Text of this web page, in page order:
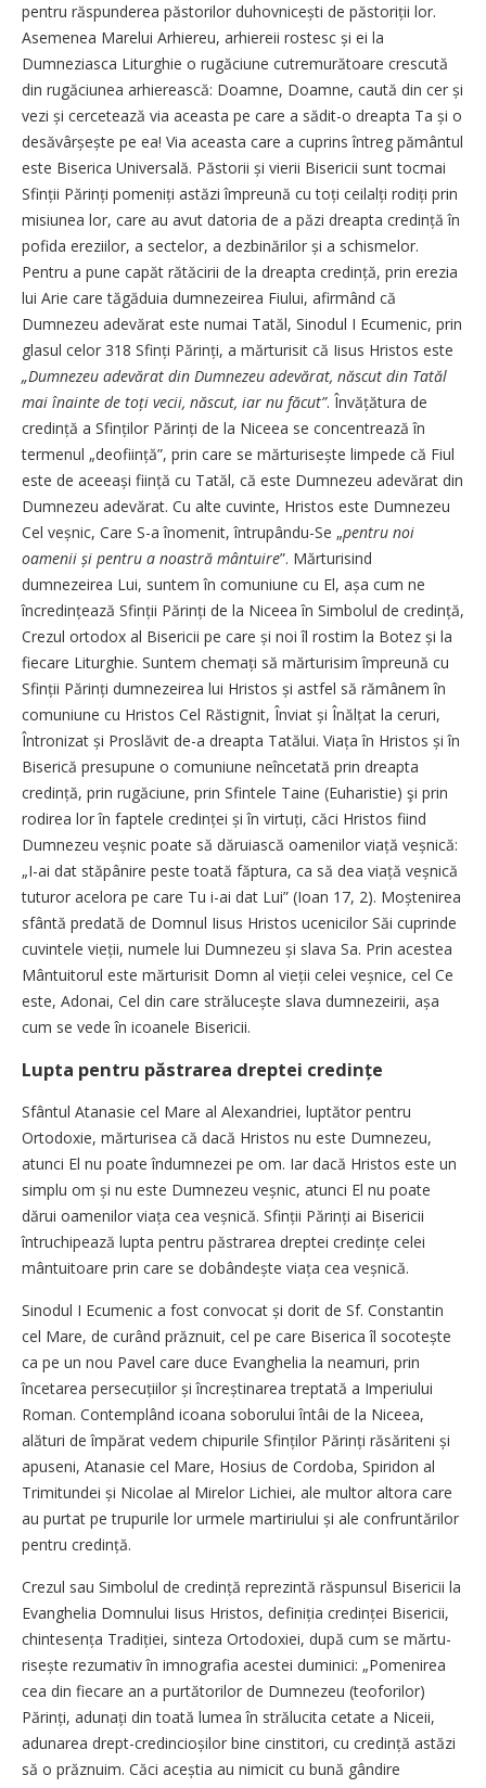
pentru răspunderea păstorilor duhov­nicești de păstoriții lor.
Asemenea Marelui Arhiereu, arhiereii rostesc și ei la
Dumneziasca Liturghie o rugăciune cutremurătoare crescută
din rugăciunea arhierească: Doamne, Doamne, caută din cer și
vezi și cercetează via aceasta pe care a sădit-o dreapta Ta și o
desăvârșește pe ea! Via aceasta care a cuprins întreg pământul
este Biserica Universală. Păstorii și vierii Bisericii sunt tocmai
Sfinții Părinți po­meniți astăzi împreună cu toți ceilalți rodiți prin
misiunea lor, care au avut datoria de a păzi dreapta credință în
pofida ereziilor, a sectelor, a dezbinărilor și a schismelor.
Pentru a pune capăt rătăcirii de la dreapta credință, prin erezia
lui Arie care tăgăduia dumnezeirea Fiului, afirmând că
Dumnezeu adevărat este numai Tatăl, Sinodul I Ecumenic, prin
glasul celor 318 Sfinți Părinți, a mărturisit că Iisus Hristos este
„Dumnezeu adevărat din Dumnezeu adevărat, născut din Tatăl
mai înainte de toți vecii, născut, iar nu făcut”. Învățătura de
credință a Sfinților Părinți de la Niceea se concentrează în
termenul „deoființă”, prin care se măr­turisește limpede că Fiul
este de aceeași ființă cu Tatăl, că este Dumnezeu adevărat din
Dumnezeu adevărat. Cu alte cuvinte, Hristos este Dumnezeu
Cel veșnic, Care S-a înomenit, întrupându-Se „pentru noi
oamenii și pentru a noastră mântuire”. Mărturisind
dumnezeirea Lui, suntem în comuniune cu El, așa cum ne
încredințează Sfinții Părinți de la Niceea în Simbolul de credință,
Crezul ortodox al Bisericii pe care și noi îl rostim la Botez și la
fiecare Liturghie. Suntem chemați să mărturisim împreună cu
Sfinții Părinți dumnezeirea lui Hristos și astfel să rămânem în
comuniune cu Hristos Cel Răstignit, Înviat și Înălțat la ceruri,
Întronizat și Proslăvit de-a dreapta Tatălui. Viața în Hristos și în
Biserică presupune o comuniune neîncetată prin dreapta
credință, prin rugăciune, prin Sfintele Taine (Euharistie) şi prin
rodirea lor în faptele credinței și în virtuți, căci Hristos fiind
Dumnezeu veșnic poate să dăruiască oamenilor viață veș­nică:
„I-ai dat stăpânire peste toată făptura, ca să dea viață veșnică
tuturor acelora pe care Tu i-ai dat Lui” (Ioan 17, 2). Moștenirea
sfântă predată de Domnul Iisus Hristos ucenicilor Săi cuprinde
cuvintele vieții, numele lui Dumnezeu și slava Sa. Prin acestea
Mântuitorul este mărturisit Domn al vieții celei veșnice, cel Ce
este, Adonai, Cel din care strălucește slava dumnezeirii, așa
cum se vede în icoanele Bisericii.
Lupta pentru păstrarea dreptei credințe
Sfântul Atanasie cel Mare al Alexandriei, luptător pentru
Ortodoxie, mărturisea că dacă Hristos nu este Dumnezeu,
atunci El nu poate îndumnezei pe om. Iar dacă Hristos este un
simplu om și nu este Dumnezeu veșnic, atunci El nu poate
dărui oamenilor viața cea veșnică. Sfinții Părinți ai Bisericii
întruchipează lupta pentru păstrarea dreptei credințe celei
mântuitoare prin care se dobândește viața cea veșnică.
Sinodul I Ecumenic a fost convocat și dorit de Sf. Constantin
cel Mare, de curând prăznuit, cel pe care Biserica îl socotește
ca pe un nou Pavel care duce Evanghelia la neamuri, prin
încetarea persecuțiilor și încreștinarea treptată a Imperiului
Roman. Contemplând icoana soborului întâi de la Niceea,
alături de împărat vedem chipurile Sfinților Părinți răsăriteni și
apuseni, Atanasie cel Mare, Hosius de Cordoba, Spiridon al
Trimitundei și Nicolae al Mirelor Lichiei, ale multor altora care
au purtat pe trupurile lor urmele martiriului și ale confruntărilor
pentru credință.
Crezul sau Simbolul de cre­dință reprezintă răspunsul Bisericii la
Evanghelia Domnului ­Iisus Hristos, definiția credinței Bisericii,
chintesența Tradiției, sinteza Ortodoxiei, după cum se mărtu­
risește rezumativ în imnografia acestei duminici: „Pomenirea
cea din fiecare an a purtătorilor de Dumnezeu (teoforilor)
Părinți, adunați din toată lumea în strălucita cetate a Niceii,
adunarea drept-credincioșilor bine cinstitori, cu credință astăzi
să o prăznuim. Căci aceștia au nimicit cu bună gândire